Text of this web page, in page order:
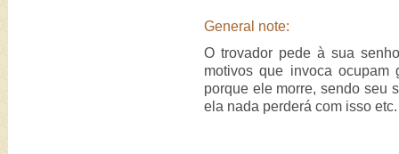
General note:
O trovador pede à sua
motivos que invoca ocupam
porque ele morre, sendo seu
ela nada perderá com isso etc.